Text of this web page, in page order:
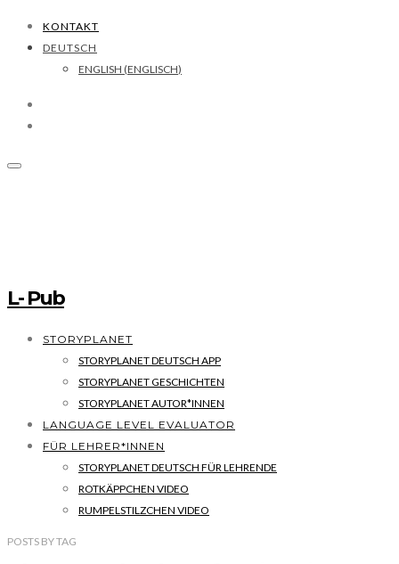
KONTAKT
DEUTSCH
ENGLISH (ENGLISCH)
L- Pub
STORYPLANET
STORYPLANET DEUTSCH APP
STORYPLANET GESCHICHTEN
STORYPLANET AUTOR*INNEN
LANGUAGE LEVEL EVALUATOR
FÜR LEHRER*INNEN
STORYPLANET DEUTSCH FÜR LEHRENDE
ROTKÄPPCHEN VIDEO
RUMPELSTILZCHEN VIDEO
POSTS BYTAG